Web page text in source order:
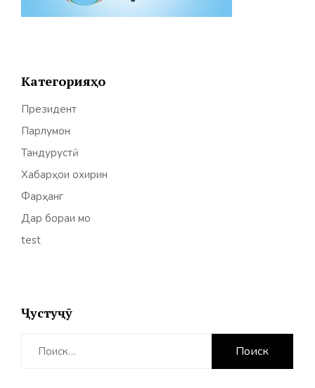
Категорияҳо
Президент
Парлумон
Тандурустӣ
Хабарҳои охирин
Фарҳанг
Дар бораи мо
test
Ҷустуҷӯ